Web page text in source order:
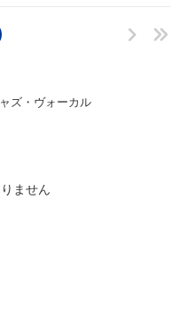
ズ・ヴォーカル
ません